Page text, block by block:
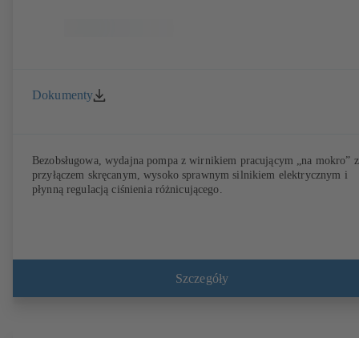
Dokumenty
Bezobsługowa, wydajna pompa z wirnikiem pracującym „na mokro” z
przyłączem skręcanym, wysoko sprawnym silnikiem elektrycznym i
płynną regulacją ciśnienia różnicującego.
Szczegóły